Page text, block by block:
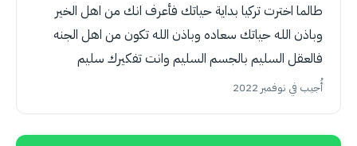
طالما اخترت تركيا بداية حياتك فأعرف انك من اهل الخير
وباذن الله حياتك سعاده وباذن الله تكون من اهل الجنه
فالعقل السليم بالجسم السليم وانت تفكيرك سليم
أُجيب في نوفمبر 2022